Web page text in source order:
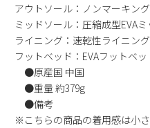
お問い合わせ
アウトソール：ノンマーキン
ミッドソール：圧縮成型EVA
ライニング：速乾性ライニング
フットベッド：EVAフットベッ
●原産国 中国
●重量 約379g
●備考
※こちらの商品の着用感は小